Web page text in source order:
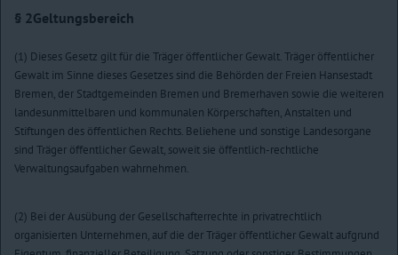
§ 2Geltungsbereich
(1) Dieses Gesetz gilt für die Träger öffentlicher Gewalt. Träger öffentlicher
Gewalt im Sinne dieses Gesetzes sind die Behörden der Freien Hansestadt
Bremen, der Stadtgemeinden Bremen und Bremerhaven sowie die weiteren
landesunmittelbaren und kommunalen Körperschaften, Anstalten und
Stiftungen des öffentlichen Rechts. Beliehene und sonstige Landesorgane
sind Träger öffentlicher Gewalt, soweit sie öffentlich-rechtliche
Verwaltungsaufgaben wahrnehmen.
(2) Bei der Ausübung der Gesellschafterrechte in privatrechtlich
organisierten Unternehmen, auf die der Träger öffentlicher Gewalt aufgrund